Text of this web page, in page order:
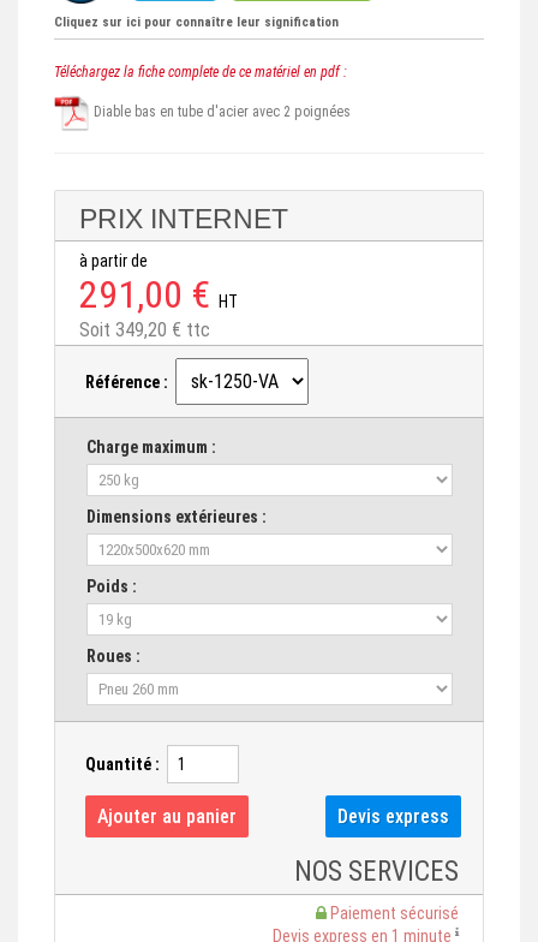
Cliquez sur ici pour connaître leur signification
Téléchargez la fiche complete de ce matériel en pdf :
Diable bas en tube d'acier avec 2 poignées
PRIX INTERNET
à partir de
291,00 € HT
Soit 349,20 € ttc
Référence :
Charge maximum :
Dimensions extérieures :
Poids :
Roues :
Quantité :
NOS SERVICES
Paiement sécurisé
Devis express en 1 minute